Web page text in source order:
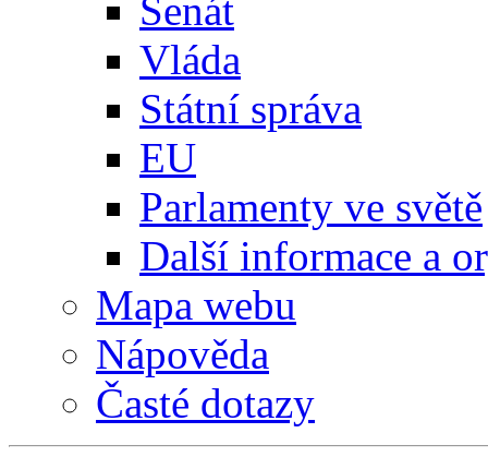
Senát
Vláda
Státní správa
EU
Parlamenty ve světě
Další informace a
Mapa webu
Nápověda
Časté dotazy